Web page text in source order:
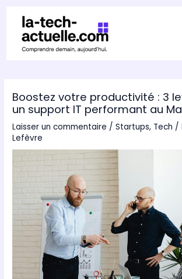
contenu
Boostez votre productivité : 3
un support IT performant au
Laisser un commentaire /Startups, Tech /
Lefèvre